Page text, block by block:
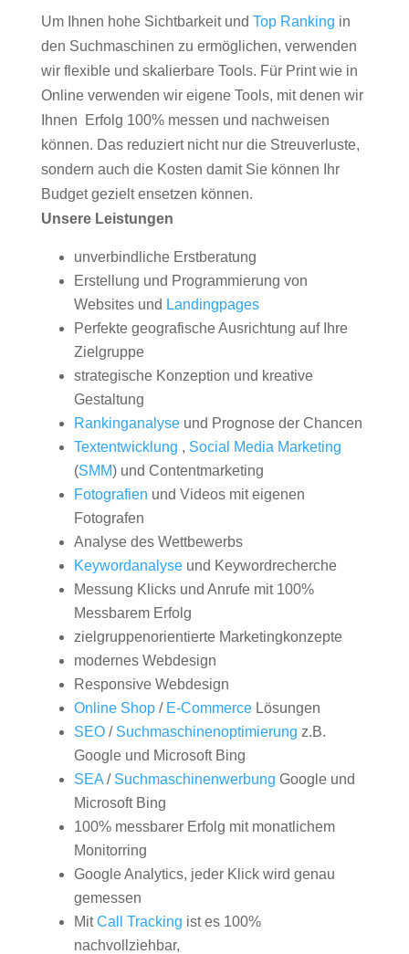
Um Ihnen hohe Sichtbarkeit und Top Ranking in
den Suchmaschinen zu ermöglichen, verwenden
wir flexible und skalierbare Tools. Für Print wie in
Online verwenden wir eigene Tools, mit denen wir
Ihnen Erfolg 100% messen und nachweisen
können. Das reduziert nicht nur die Streuverluste,
sondern auch die Kosten damit Sie können Ihr
Budget gezielt ensetzen können.
Unsere Leistungen
unverbindliche Erstberatung
Erstellung und Programmierung von
Websites und Landingpages
Perfekte geografische Ausrichtung auf Ihre
Zielgruppe
strategische Konzeption und kreative
Gestaltung
Rankinganalyseund Prognose der Chancen
Textentwicklung , Social Media Marketing
(SMM) und Contentmarketing
Fotografien und Videos mit eigenen
Fotografen
Analyse des Wettbewerbs
Keywordanalyseund Keywordrecherche
Messung Klicks und Anrufe mit 100%
Messbarem Erfolg
zielgruppenorientierte Marketingkonzepte
modernes Webdesign
Responsive Webdesign
Online Shop/ E-CommerceLösungen
SEO/ Suchmaschinenoptimierung z.B.
Google und Microsoft Bing
SEA/ Suchmaschinenwerbung Google und
Microsoft Bing
100% messbarer Erfolg mit monatlichem
Monitorring
Google Analytics, jeder Klick wird genau
gemessen
MitCall Tracking ist es 100%
nachvollziehbar,